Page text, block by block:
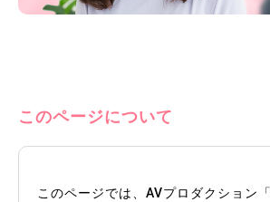
このページについて
このページでは、AVプロダクション